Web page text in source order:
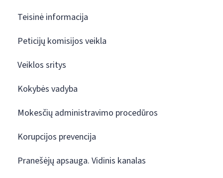
Teisinė informacija
Peticijų komisijos veikla
Veiklos sritys
Kokybės vadyba
Mokesčių administravimo procedūros
Korupcijos prevencija
Pranešėjų apsauga. Vidinis kanalas